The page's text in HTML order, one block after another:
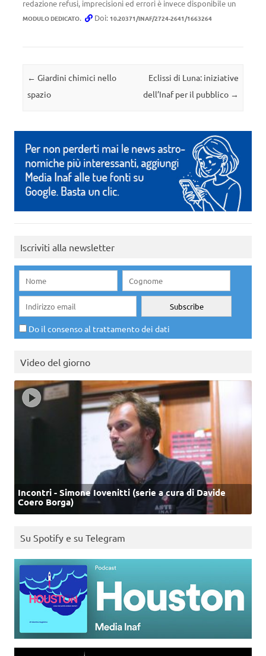
redazione refusi, imprecisioni ed errori è invece disponibile un
MODULO DEDICATO. Doi: 10.20371/INAF/2724-2641/1663264
Navigazione articolo
← Giardini chimici nello
spazio
Eclissi di Luna: iniziative
dell’Inaf per il pubblico →
Iscriviti alla newsletter
Do il consenso al trattamento dei dati
Video del giorno
Incontri - Simone Iovenitti (serie a cura di Davide
Coero Borga)
Su Spotify e su Telegram